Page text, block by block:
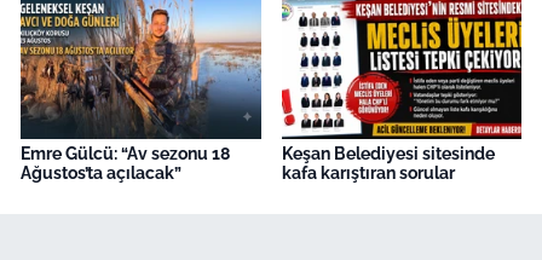
Emre Gülcü: “Av sezonu 18
Ağustos’ta açılacak”
Keşan Belediyesi sitesinde
kafa karıştıran sorular